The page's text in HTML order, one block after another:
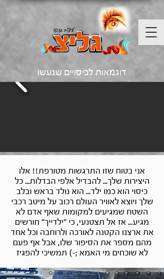
דוגמאות לכיסויים שנעשו
אני בטוח שזו התרגשות מטורפת!! אלו
היצירות שלך... להבדיל אלפי הבדלות... כל
כיסוי הוא כמו ילד... הוא נולד בראש ובלב
שלך ויוצא לאוויר העולם רכוב על מיטב רכבי
השטח שמגיעים למקומות שאף אדם לא
מגיע... אז אל תצטנעי, כי "ילדייך" חורשים
את ארצנו הקטנה לאורכה ולרוחבה וכל אחד
מהם מספר את הסיפור שלו, אבל אף פעם
לא שוכחים מי האמא ;-) תמשיכי להפגיז